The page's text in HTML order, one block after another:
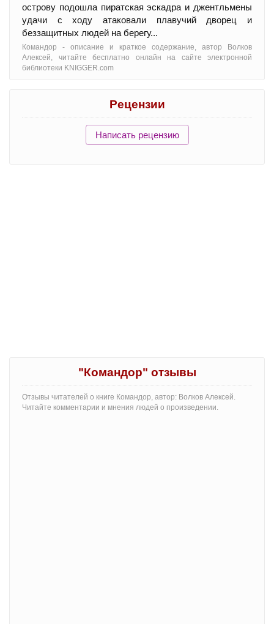
острову подошла пиратская эскадра и джентльмены
удачи с ходу атаковали плавучий дворец и
беззащитных людей на берегу...
Командор - oписание и краткое содержание, автор Волков
Алексей, читайте бесплатно онлайн на сайте электронной
библиотеки KNIGGER.com
Рецензии
Написать рецензию
"Командор" отзывы
Отзывы читателей о книге Командор, автор: Волков Алексей.
Читайте комментарии и мнения людей о произведении.